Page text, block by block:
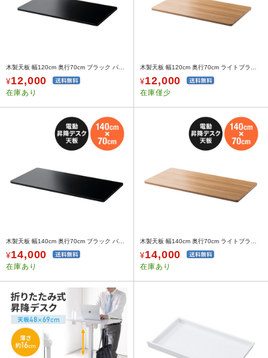
¥12,000
在庫あり
¥12,000
在庫僅少
¥14,000
在庫あり
¥14,000
在庫あり